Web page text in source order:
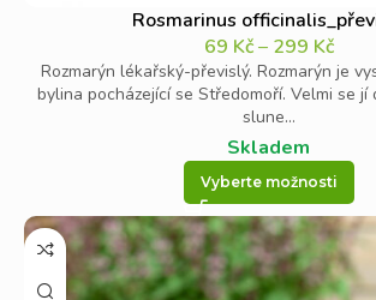
Rosmarinus
69 Kč– 299 Kč
Rozmarýn lékařský-převislý. Rozmarýn je
bylina pocházející se Středomoří. Velmi se
slune...
Skladem
Vyberte možnosti